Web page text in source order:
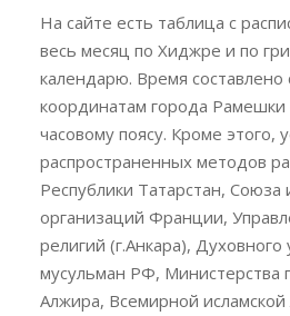
На сайте есть таблица с
весь месяц по Хиджре и по
календарю. Время составлено
координатам города Рамешки
часовому поясу. Кроме этого,
распространенных методов
Республики Татарстан, Союза
организаций Франции,
религий (г.Анкара), Духовного
мусульман РФ, Министерства
Алжира, Всемирной исламской